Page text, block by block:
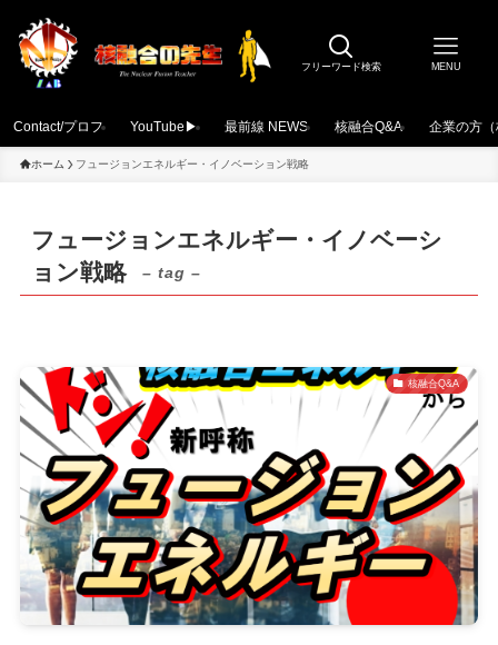
フリーワード検索 MENU
Contact/プロフ YouTube▶ 最前線 NEWS 核融合Q&A 企業の方
ホーム フュージョンエネルギー・イノベーション戦略
フュージョンエネルギー・イノベーシ
ョン戦略
– tag –
核融合Q&A